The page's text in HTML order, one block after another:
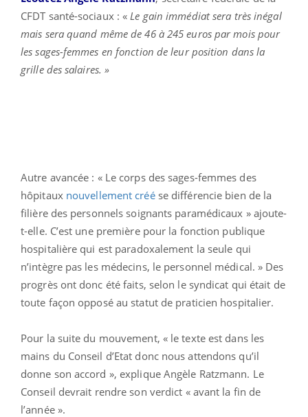
CFDT santé-sociaux : « Le gain immédiat sera très inégal
mais sera quand même de 46 à 245 euros par mois pour
les sages-femmes en fonction de leur position dans la
grille des salaires. »
Autre avancée : « Le corps des sages-femmes des
hôpitaux nouvellement créése différencie bien de la
filière des personnels soignants paramédicaux » ajoute-
t-elle. C’est une première pour la fonction publique
hospitalière qui est paradoxalement la seule qui
n’intègre pas les médecins, le personnel médical. » Des
progrès ont donc été faits, selon le syndicat qui était de
toute façon opposé au statut de praticien hospitalier.
Pour la suite du mouvement, « le texte est dans les
mains du Conseil d’Etat donc nous attendons qu’il
donne son accord », explique Angèle Ratzmann. Le
Conseil devrait rendre son verdict « avant la fin de
l’année ».